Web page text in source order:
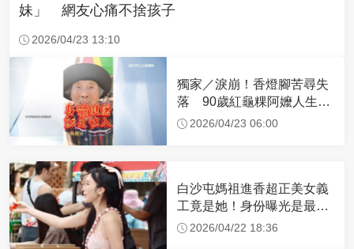
妹」 網友心痛不捨孩子
2026/04/23 13:10
獨家／淚崩！香燈腳苦尋失
落 90歲紅龜粿阿嬤人生謝
幕2026/04/23 06:00
白沙屯媽祖進香超正美女義
工竟是她！身份曝光是最美
禮生 一輩子不結婚
2026/04/22 18:36